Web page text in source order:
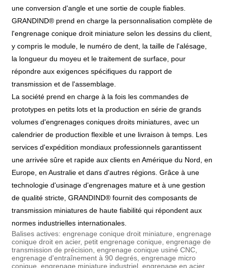
une conversion d'angle et une sortie de couple fiables.
GRANDIND® prend en charge la personnalisation complète de
l'engrenage conique droit miniature selon les dessins du client,
y compris le module, le numéro de dent, la taille de l'alésage,
la longueur du moyeu et le traitement de surface, pour
répondre aux exigences spécifiques du rapport de
transmission et de l'assemblage.
La société prend en charge à la fois les commandes de
prototypes en petits lots et la production en série de grands
volumes d'engrenages coniques droits miniatures, avec un
calendrier de production flexible et une livraison à temps. Les
services d'expédition mondiaux professionnels garantissent
une arrivée sûre et rapide aux clients en Amérique du Nord, en
Europe, en Australie et dans d'autres régions. Grâce à une
technologie d'usinage d'engrenages mature et à une gestion
de qualité stricte, GRANDIND® fournit des composants de
transmission miniatures de haute fiabilité qui répondent aux
normes industrielles internationales.
Balises actives: engrenage conique droit miniature, engrenage
conique droit en acier, petit engrenage conique, engrenage de
transmission de précision, engrenage conique usiné CNC,
engrenage d'entraînement à 90 degrés, engrenage micro
conique, engrenage miniature industriel, engrenage en acier